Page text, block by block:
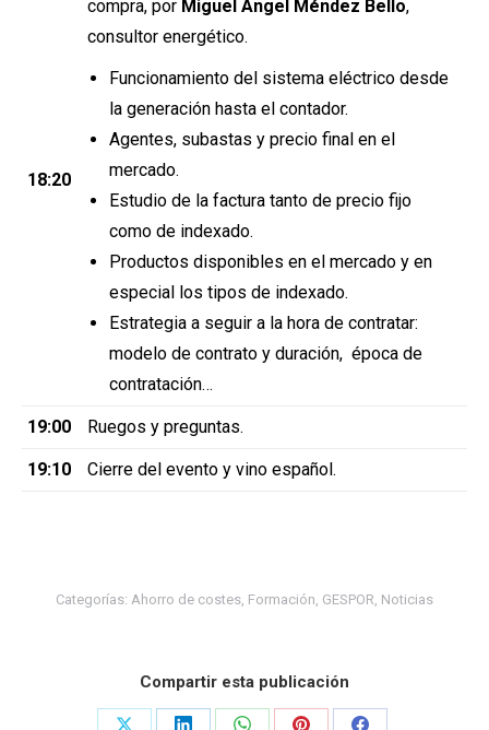
18:20
compra, por Miguel Ángel Méndez Bello,
consultor energético.
Funcionamiento del sistema eléctrico desde
la generación hasta el contador.
Agentes, subastas y precio final en el
mercado.
Estudio de la factura tanto de precio fijo
como de indexado.
Productos disponibles en el mercado y en
especial los tipos de indexado.
Estrategia a seguir a la hora de contratar:
modelo de contrato y duración, época de
contratación…
19:00 Ruegos y preguntas.
19:10 Cierre del evento y vino español.
Categorías: Ahorro de costes Formación GESPOR Noticias
Compartir esta publicación